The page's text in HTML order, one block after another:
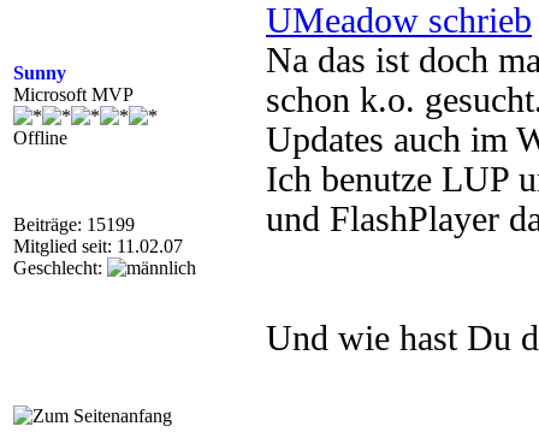
Sunny
Microsoft MVP
Offline
Beiträge: 15199
Mitglied seit: 11.02.07
Geschlecht:
UMeadow schrieb
Na das ist doch
schon k.o.
Updates auch im
Ich benutze LUP
und FlashPlayer
Und wie hast Du